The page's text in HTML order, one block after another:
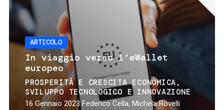
ARTICOLO
In viaggio verso l’eWallet
europeo
PROSPERITÀ E CRESCITA ECONOMICA
SVILUPPO TECNOLOGICO E INNOVAZIONE
16 Gennaio 2023 Federico Cella, Michela Rovelli